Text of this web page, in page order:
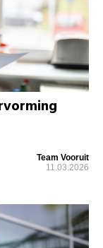
Team Vooruit
11.03.2026